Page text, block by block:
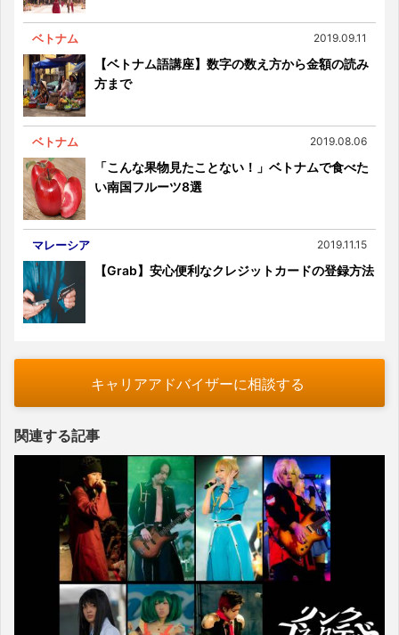
ベトナム 2019.09.11
【ベトナム語講座】数字の数え方から金額の読み
方まで
ベトナム 2019.08.06
「こんな果物見たことない！」ベトナムで食べた
い南国フルーツ8選
マレーシア 2019.11.15
【Grab】安心便利なクレジットカードの登録方法
キャリアアドバイザーに相談する
関連する記事